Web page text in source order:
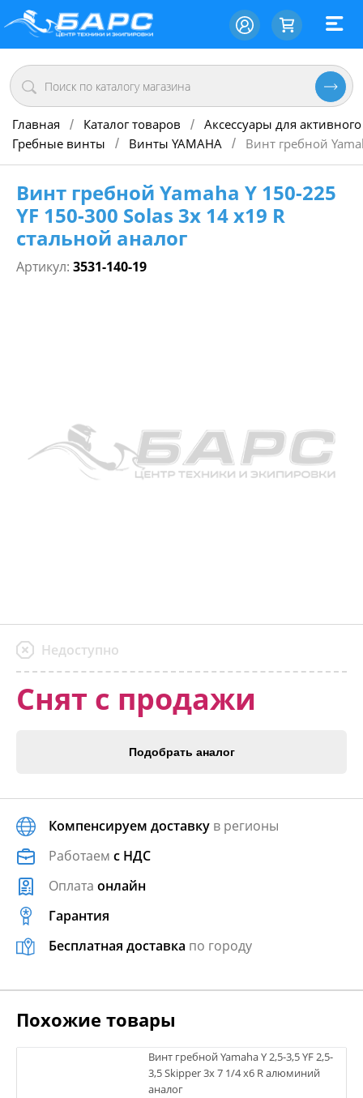
Главная / Каталог товаров / Аксессуары для
Гребные винты
/ Винты YAMAHA / Винт гребной
Винт гребной Yamaha Y 150-225
YF 150-300 Solas 3х 14 х19 R
стальной аналог
Артикул: 3531-140-19
Недоступно
Снят с продажи
Подобрать аналог
Компенсируем доставку в регионы
Работаем с НДС
Оплата онлайн
Гарантия
Бесплатная доставка по городу
Похожие товары
Винт гребной Yamaha Y 2,5-3,5 YF 2,5-
3,5 Skipper 3х 7 1/4 х6 R алюминий
аналог